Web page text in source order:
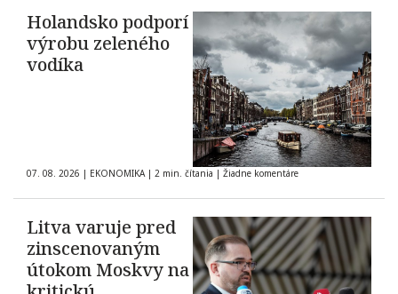
Holandsko podporí
výrobu zeleného
vodíka
07. 08. 2026 | EKONOMIKA | 2 min. čítania | Žiadne komentáre
Litva varuje pred
zinscenovaným
útokom Moskvy na